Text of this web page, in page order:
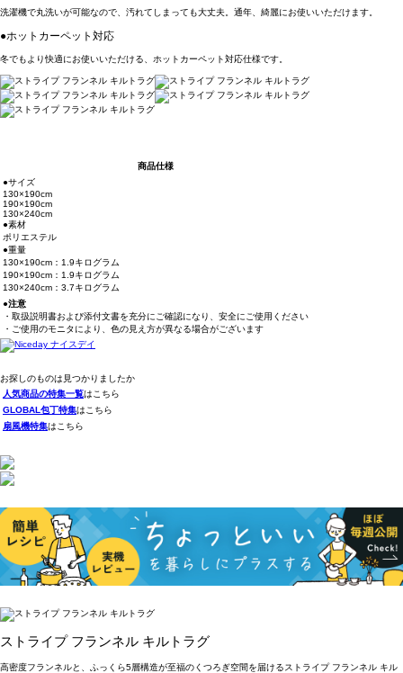
洗濯機で丸洗いが可能なので、汚れてしまっても大丈夫。通年、綺麗にお使いいただけます。
●ホットカーペット対応
冬でもより快適にお使いいただける、ホットカーペット対応仕様です。
商品仕様
●サイズ
130×190cm
190×190cm
130×240cm
●素材
ポリエステル
●重量
130×190cm：1.9キログラム
190×190cm：1.9キログラム
130×240cm：3.7キログラム
●注意
・取扱説明書および添付文書を充分にご確認になり、安全にご使用ください
・ご使用のモニタにより、色の見え方が異なる場合がございます
お探しのものは見つかりましたか
人気商品の特集一覧はこちら
GLOBAL包丁特集はこちら
扇風機特集はこちら
ストライプ フランネル キルトラグ
高密度フランネルと、ふっくら5層構造が至福のくつろぎ空間を届けるストライプ フランネル キル